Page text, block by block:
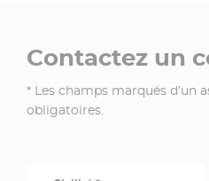
Contactez un
* Les champs marqués d’un
obligatoires.